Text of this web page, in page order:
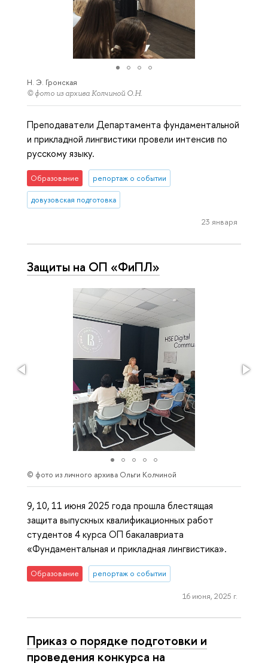
Н. Э. Гронская
© фото из архива Колчиной О.Н.
Преподаватели Департамента фундаментальной
и прикладной лингвистики провели интенсив по
русскому языку.
Образование репортаж о событии
довузовская подготовка
23 января
Защиты на ОП «ФиПЛ»
© фото из личного архива Ольги Колчиной
9, 10, 11 июня 2025 года прошла блестящая
защита выпускных квалификационных работ
студентов 4 курса ОП бакалавриата
«Фундаментальная и прикладная лингвистика».
Образование репортаж о событии
16 июня, 2025 г.
Приказ о порядке подготовки и
проведения конкурса на